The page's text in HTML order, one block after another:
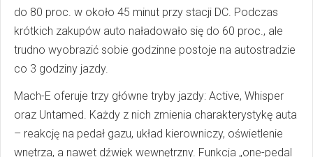
do 80 proc. w około 45 minut przy stacji DC. Podczas
krótkich zakupów auto naładowało się do 60 proc., ale
trudno wyobrazić sobie godzinne postoje na autostradzie
co 3 godziny jazdy.
Mach-E oferuje trzy główne tryby jazdy: Active, Whisper
oraz Untamed. Każdy z nich zmienia charakterystykę auta
– reakcję na pedał gazu, układ kierowniczy, oświetlenie
wnętrza, a nawet dźwięk wewnętrzny. Funkcja „one-pedal